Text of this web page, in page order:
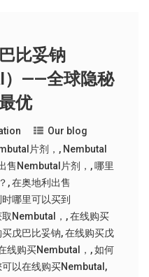
比妥钠
）——全球隐秘
优
Our blog
片剂， , Nembutal
售Nembutal片剂， ,哪里
,在奥地利出售
哪里可以买到
Nembutal， ,在线购买
戊巴比妥钠,在线购买戊
线购买Nembutal， ,如何
可以在线购买Nembutal ,